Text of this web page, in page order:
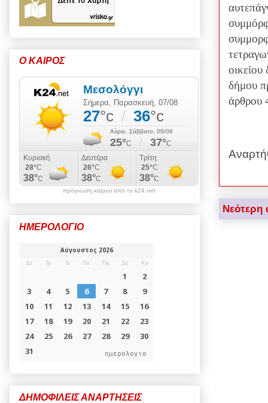
δήμου
άρθρου
Νεότερη
Ο ΚΑΙΡΟΣ
πρόγνωση καιρού από το k24.net
ΗΜΕΡΟΛΟΓΙΟ
ημερολογιο
ΔΗΜΟΦΙΛΕΙΣ ΑΝΑΡΤΗΣΕΙΣ